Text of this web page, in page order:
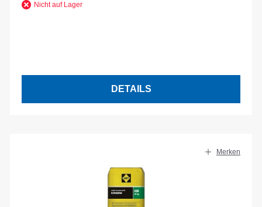
Nicht auf Lager
DETAILS
Merken